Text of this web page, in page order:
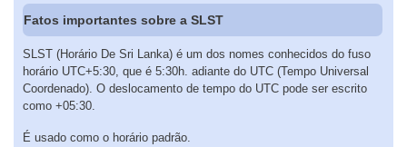
Fatos importantes sobre a SLST
SLST (Horário De Sri Lanka) é um dos nomes conhecidos do fuso
horário UTC+5:30, que é 5:30h. adiante do UTC (Tempo Universal
Coordenado). O deslocamento de tempo do UTC pode ser escrito
como +05:30.
É usado como o horário padrão.